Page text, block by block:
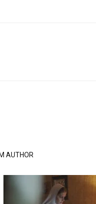
AUTHOR